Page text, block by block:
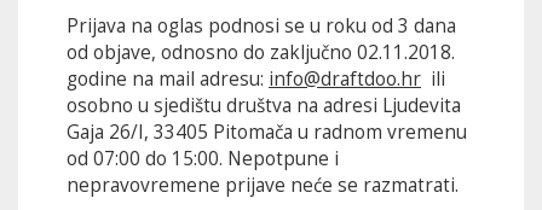
Prijava na oglas podnosi se u roku od 3 dana
od objave, odnosno do zaključno 02.11.2018.
godine na mail adresu: info@draftdoo.hr ili
osobno u sjedištu društva na adresi Ljudevita
Gaja 26/I, 33405 Pitomača u radnom vremenu
od 07:00 do 15:00. Nepotpune i
nepravovremene prijave neće se razmatrati.